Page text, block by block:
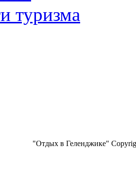
туризма
"Отдых в Геленджике"